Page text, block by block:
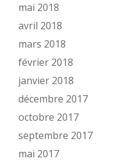
mai 2018
avril 2018
mars 2018
février 2018
janvier 2018
décembre 2017
octobre 2017
septembre 2017
mai 2017